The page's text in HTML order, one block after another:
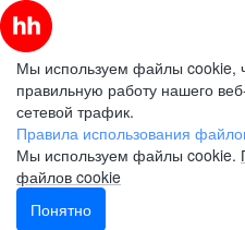
Мы используем файлы cookie,
правильную работу нашего
сетевой трафик.
Правила использования
Мы используем файлы cookie.
файлов cookie
Понятно